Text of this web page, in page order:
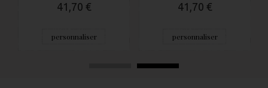
41,70 €
personnaliser
41,70 €
personnaliser